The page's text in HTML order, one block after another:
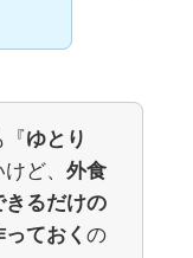
ゆとり
ど、 外食
きるだけの
ておく の